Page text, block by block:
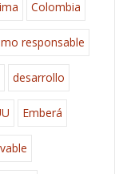
Colombia
responsable
desarrollo
Emberá